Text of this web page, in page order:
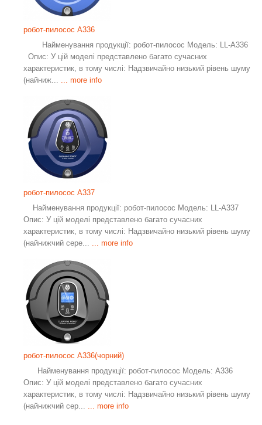
робот-пилосос A336
Найменування продукції: робот-пилосос Модель: LL-A336
Опис: У цій моделі представлено багато сучасних
характеристик, в тому числі: Надзвичайно низький рівень шуму
(найниж...
... more info
робот-пилосос A337
Найменування продукції: робот-пилосос Модель: LL-A337
Опис: У цій моделі представлено багато сучасних
характеристик, в тому числі: Надзвичайно низький рівень шуму
(найнижчий сере...
... more info
робот-пилосос A336(чорний)
Найменування продукції: робот-пилосос Модель: A336
Опис: У цій моделі представлено багато сучасних
характеристик, в тому числі: Надзвичайно низький рівень шуму
(найнижчий сер...
... more info